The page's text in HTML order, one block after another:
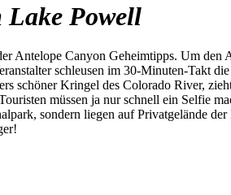
Lake Powell
Antelope Canyon Geheimtipps. Um
schleusen im 30-Minuten-Takt
Kringel des Colorado River,
müssen ja nur schnell ein Selfie
sondern liegen auf Privatgelände